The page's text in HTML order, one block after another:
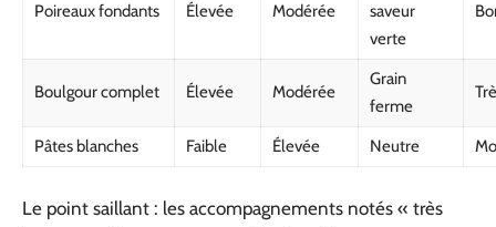
Poireaux fondants Élevée Modérée
saveur
verte
Boulgour complet Élevée Modérée
Grain
ferme
Pâtes blanches Faible Élevée Neutre
Le point saillant : les accompagnements notés « très